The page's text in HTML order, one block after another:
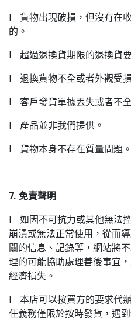
l 貨物出現破損，但沒有在
的。
l 超過退換貨期限的退換貨
l 退換貨物不全或者外觀受
l 客戶發貨單據丟失或者不
l 產品並非我們提供。
l 貨物本身不存在質量問題。
7. 免責聲明
l 如因不可抗力或其他無法
崩潰或無法正常使用，從而
關的信息、記錄等，網站將
理的可能協助處理善後事宜
經濟損失。
l 本店可以按買方的要求代
任義務僅限於按時發貨，遇